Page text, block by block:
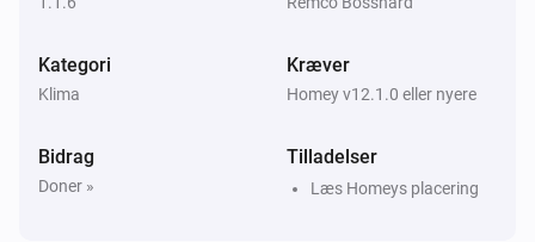
Kategori
Klima
Kræver
Homey v12.1.0 eller nyere
Bidrag
Doner »
Tilladelser
Læs Homeys placering